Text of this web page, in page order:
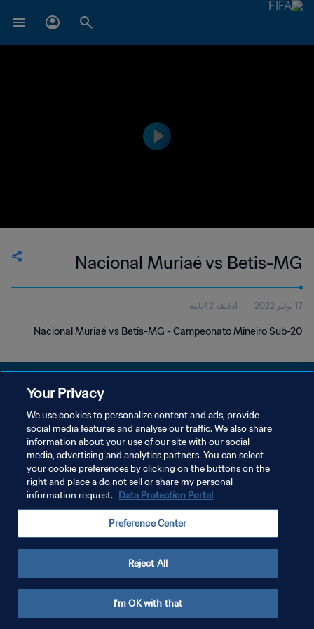
Nacional Muriaé vs Betis-MG
17 يوليو 2022 1دقيقة 42ثانية
Nacional Muriaé vs Betis-MG - Campeonato Mineiro Sub-20
سياسة الخصوصية
إدارة تفضيلات ملفات تعريف الارتباط
Your Privacy
We use cookies to personalize content and ads, provide
social media features and analyse our traffic. We also share
information about your use of our site with our social
media, advertising and analytics partners. You can select
your cookie preferences by clicking on the buttons on the
right and place a do not sell or share my personal
information request. Data Protection Portal
Preference Center
Reject All
I'm OK with that